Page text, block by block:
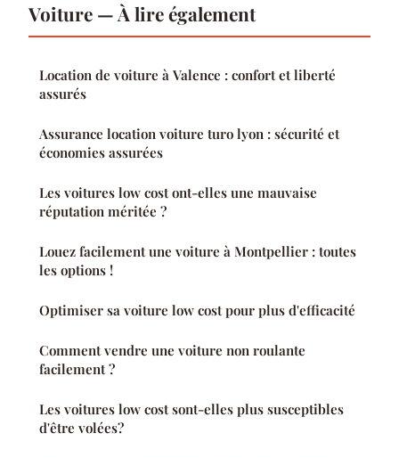
Voiture — À lire également
Location de voiture à Valence : confort et liberté
assurés
Assurance location voiture turo lyon : sécurité et
économies assurées
Les voitures low cost ont-elles une mauvaise
réputation méritée ?
Louez facilement une voiture à Montpellier : toutes
les options !
Optimiser sa voiture low cost pour plus d'efficacité
Comment vendre une voiture non roulante
facilement ?
Les voitures low cost sont-elles plus susceptibles
d'être volées?